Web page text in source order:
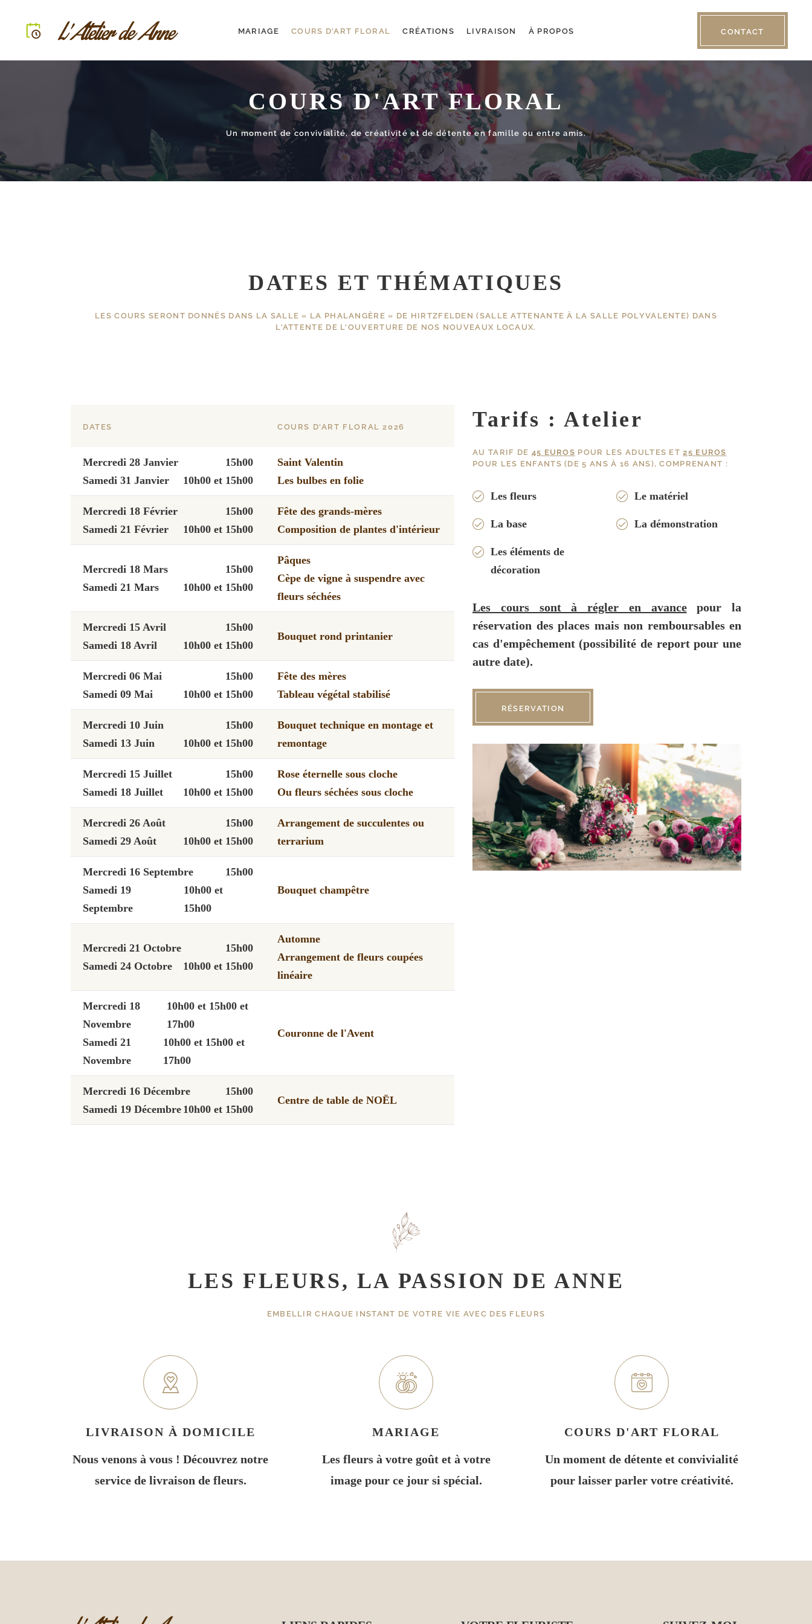
MARIAGE COURS D'ART FLORAL CRÉATIONS LIVRAISON À PROPOS CONTACT
COURS D'ART FLORAL
Un moment de convivialité, de créativité et de détente en famille ou entre amis.
DATES ET THÉMATIQUES
LES COURS SERONT DONNÉS DANS LA SALLE « LA PHALANGÈRE » DE HIRTZFELDEN (SALLE ATTENANTE À LA SALLE POLYVALENTE) DANS
L'ATTENTE DE L'OUVERTURE DE NOS NOUVEAUX LOCAUX.
DATES COURS D'ART FLORAL 2026
Mercredi 28 Janvier
15h00
Samedi 31 Janvier
10h00 et 15h00
Saint Valentin
Les bulbes en folie
Mercredi 18 Février
15h00
Samedi 21 Février
10h00 et 15h00
Fête des grands-mères
Composition de plantes d'intérieur
Mercredi 18 Mars
15h00
Samedi 21 Mars
10h00 et 15h00
Pâques
Cèpe de vigne à suspendre avec
fleurs séchées
Mercredi 15 Avril
15h00
Samedi 18 Avril
10h00 et 15h00
Bouquet rond printanier
Mercredi 06 Mai
15h00
Samedi 09 Mai
10h00 et 15h00
Fête des mères
Tableau végétal stabilisé
Mercredi 10 Juin
15h00
Samedi 13 Juin
10h00 et 15h00
Bouquet technique en montage et
remontage
Mercredi 15 Juillet
15h00
Samedi 18 Juillet
10h00 et 15h00
Rose éternelle sous cloche
Ou fleurs séchées sous cloche
Mercredi 26 Août
15h00
Samedi 29 Août
10h00 et 15h00
Arrangement de succulentes ou
terrarium
Mercredi 16 Septembre
15h00
Samedi 19
Septembre
10h00 et
15h00
Bouquet champêtre
Mercredi 21 Octobre
15h00
Samedi 24 Octobre
10h00 et 15h00
Automne
Arrangement de fleurs coupées
linéaire
Mercredi 18
Novembre
10h00 et 15h00 et
17h00
Samedi 21
Novembre
10h00 et 15h00 et
17h00
Couronne de l'Avent
Mercredi 16 Décembre
15h00
Samedi 19 Décembre 10h00 et 15h00
Centre de table de NOËL
Tarifs : Atelier
AU TARIF DE 45 EUROS POUR LES ADULTES ET25 EUROS
POUR LES ENFANTS (DE 5 ANS À 16 ANS), COMPRENANT :
Les fleurs
La base
Les éléments de
décoration
Le matériel
La démonstration
Les cours sont à régler en avancepour la
réservation des places mais non remboursables en
cas d'empêchement (possibilité de report pour une
autre date).
RÉSERVATION
LES FLEURS, LA PASSION DE ANNE
EMBELLIR CHAQUE INSTANT DE VOTRE VIE AVEC DES FLEURS
LIVRAISON À DOMICILE
Nous venons à vous ! Découvrez notre
service de livraison de fleurs.
MARIAGE
Les fleurs à votre goût et à votre
image pour ce jour si spécial.
COURS D'ART FLORAL
Un moment de détente et convivialité
pour laisser parler votre créativité.